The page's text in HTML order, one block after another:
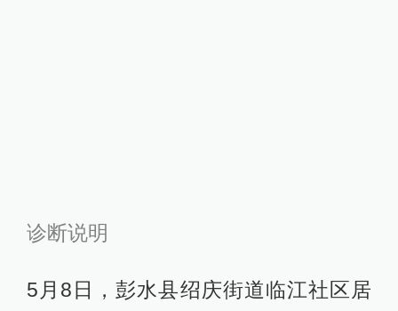
诊断说明
5月8日，彭水县绍庆街道临江社区居